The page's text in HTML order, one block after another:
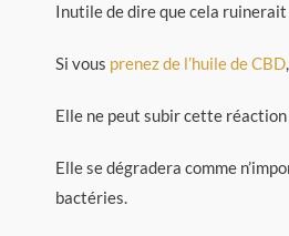
Inutile de dire que cela
Si vous prenez de l’huile de CBD
Elle ne peut subir cette réaction
Elle se dégradera comme
bactéries.